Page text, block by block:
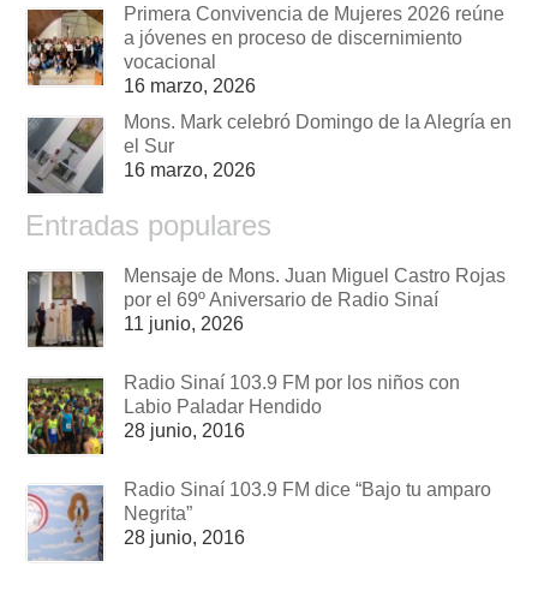
Primera Convivencia de Mujeres 2026 reúne
a jóvenes en proceso de discernimiento
vocacional
16 marzo, 2026
Mons. Mark celebró Domingo de la Alegría en
el Sur
16 marzo, 2026
Entradas populares
Mensaje de Mons. Juan Miguel Castro Rojas
por el 69º Aniversario de Radio Sinaí
11 junio, 2026
Radio Sinaí 103.9 FM por los niños con
Labio Paladar Hendido
28 junio, 2016
Radio Sinaí 103.9 FM dice “Bajo tu amparo
Negrita”
28 junio, 2016